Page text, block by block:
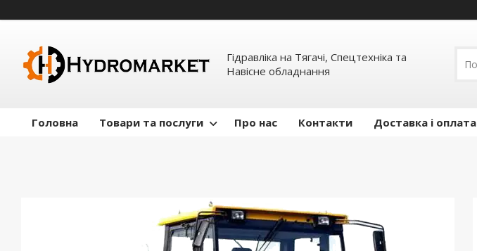
Гідравліка на Тягачі, Спецтехніка та
Навісне обладнання
Головна Товари та послуги Про нас Контакти Доставка і оплата